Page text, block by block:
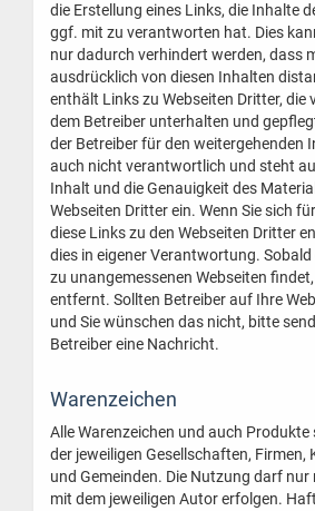
die Erstellung eines Links, die Inhalte
ggf. mit zu verantworten hat. Dies
nur dadurch verhindert werden, dass
ausdrücklich von diesen Inhalten
enthält Links zu Webseiten Dritter, die
dem Betreiber unterhalten und
der Betreiber für den weitergehenden
auch nicht verantwortlich und steht
Inhalt und die Genauigkeit des
Webseiten Dritter ein. Wenn Sie sich
diese Links zu den Webseiten Dritter
dies in eigener Verantwortung.
zu unangemessenen Webseiten
entfernt. Sollten Betreiber auf Ihre
und Sie wünschen das nicht, bitte
Betreiber eine Nachricht.
Warenzeichen
Alle Warenzeichen und auch
der jeweiligen Gesellschaften, Firmen,
und Gemeinden. Die Nutzung darf
mit dem jeweiligen Autor erfolgen.